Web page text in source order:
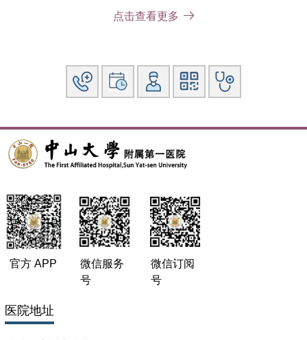
主要教育和工作经历： 2007年毕业于中南大学湘雅医学院临
山大学医学博士学位。
务委员
中国抗癌协会小儿肿瘤专业委员会外科学组委员
科研情况：目前以第一或通讯/共同通讯作者发表SCI论著10余
篇。论文发表在Cell Reports Medicine、Frontiers in
Pediatrics、Pediatr Surg Int 、Int J Hyperthermia等国际专业
领域的高水平期刊上。多次在全国小儿外科年会，儿童肿瘤年
会上做专题发言。参与编写《小儿腹部外科学》（第二版）。
点击查看更多
官方 APP
微信服务
号
微信订阅
号
医院地址